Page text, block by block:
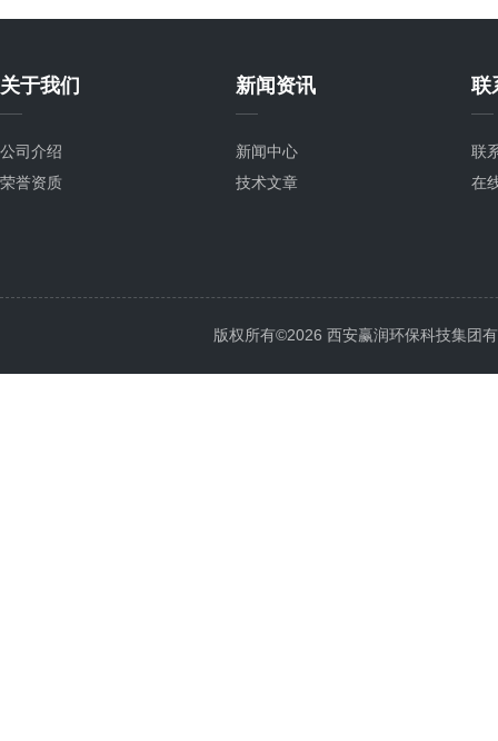
关于我们
公司介绍
荣誉资质
新闻资讯
新闻中心
技术文章
联
联
在
版权所有©2026 西安赢润环保科技集团